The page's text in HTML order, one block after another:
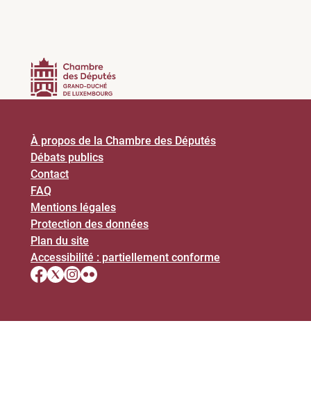
À propos de la Chambre des Députés
Débats publics
Contact
FAQ
Mentions légales
Protection des données
Plan du site
Accessibilité : partiellement conforme